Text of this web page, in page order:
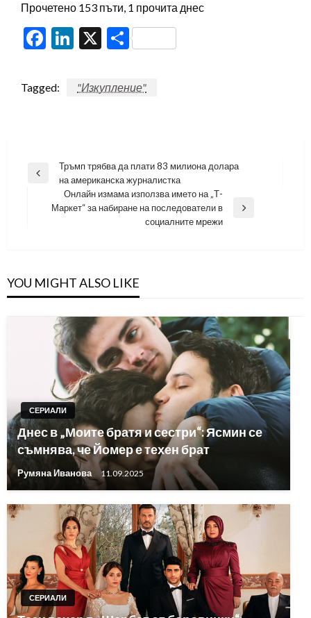
Прочетено 153 пъти, 1 прочита днес
Facebook
LinkedIn
X Share
Tagged: "Изкупление"
Навигация
Previous
Тръмп трябва да плати 83 милиона долара
на американска журналистка
Next
Онлайн измама използва името на „Т-
Маркет“ за набиране на последователи в
социалните мрежи
YOU MIGHT ALSO LIKE
СЕРИАЛИ
Днес в „Моите братя и сестри“: Ясмин се
съмнява, че Йомер е техен брат
Румяна Иванова 11.09.2025
СЕРИАЛИ